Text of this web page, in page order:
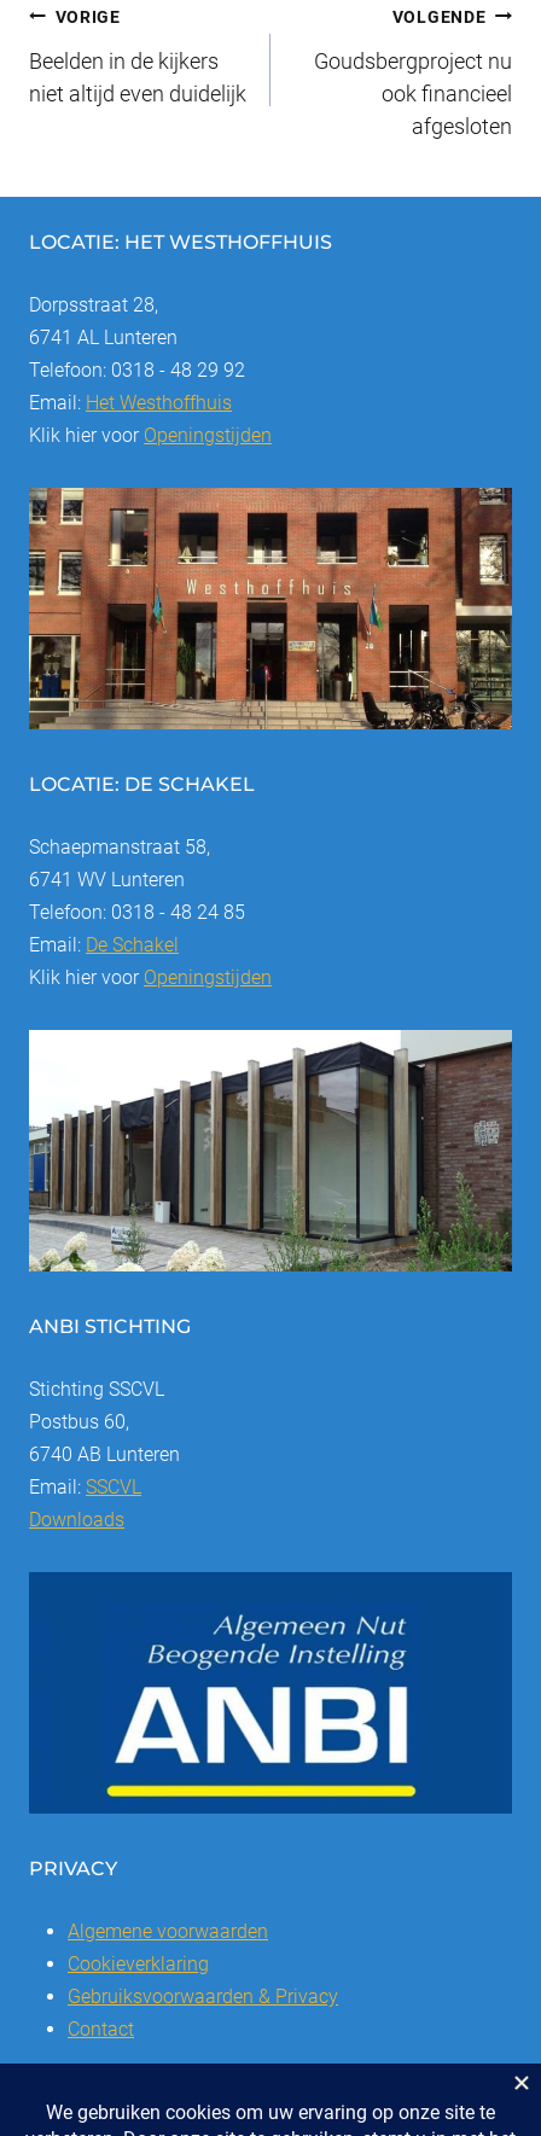
b
o
o
Bericht
navigatie
VORIGE
Beelden in de kijkers
niet altijd even duidelijk
VOLGENDE
Goudsbergproject nu
ook financieel
afgesloten
LOCATIE: HET WESTHOFFHUIS
Dorpsstraat 28,
6741 AL Lunteren
Telefoon: 0318 - 48 29 92
Email: Het Westhoffhuis
Klik hier voor Openingstijden
LOCATIE: DE SCHAKEL
Schaepmanstraat 58,
6741 WV Lunteren
Telefoon: 0318 - 48 24 85
Email: De Schakel
Klik hier voor Openingstijden
ANBI STICHTING
Stichting SSCVL
Postbus 60,
6740 AB Lunteren
Email: SSCVL
Downloads
PRIVACY
Algemene voorwaarden
Cookieverklaring
Gebruiksvoorwaarden & Privacy
Contact